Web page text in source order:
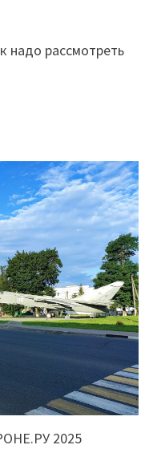
надо рассмотреть
2025